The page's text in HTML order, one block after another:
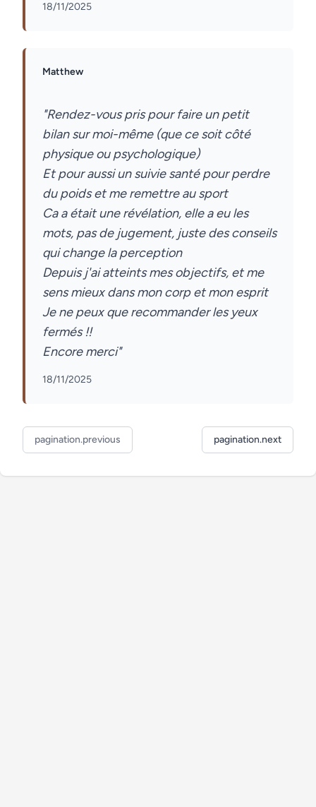
18/11/2025
Matthew
"Rendez-vous pris pour faire un petit
bilan sur moi-même (que ce soit côté
physique ou psychologique)
Et pour aussi un suivie santé pour perdre
du poids et me remettre au sport
Ca a était une révélation, elle a eu les
mots, pas de jugement, juste des conseils
qui change la perception
Depuis j'ai atteints mes objectifs, et me
sens mieux dans mon corp et mon esprit
Je ne peux que recommander les yeux
fermés !!
18/11/2025
pagination.previous pagination.next